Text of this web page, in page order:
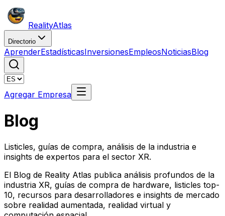
RealityAtlas
Directorio
AprenderEstadísticasInversionesEmpleosNoticiasBlog
Agregar Empresa
Blog
Listicles, guías de compra, análisis de la industria e
insights de expertos para el sector XR.
El Blog de Reality Atlas publica análisis profundos de la
industria XR, guías de compra de hardware, listicles top-
10, recursos para desarrolladores e insights de mercado
sobre realidad aumentada, realidad virtual y